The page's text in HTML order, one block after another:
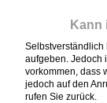
Kann
aufgeben. Jedoch
vorkommen, dass
jedoch auf den
rufen Sie zurück.